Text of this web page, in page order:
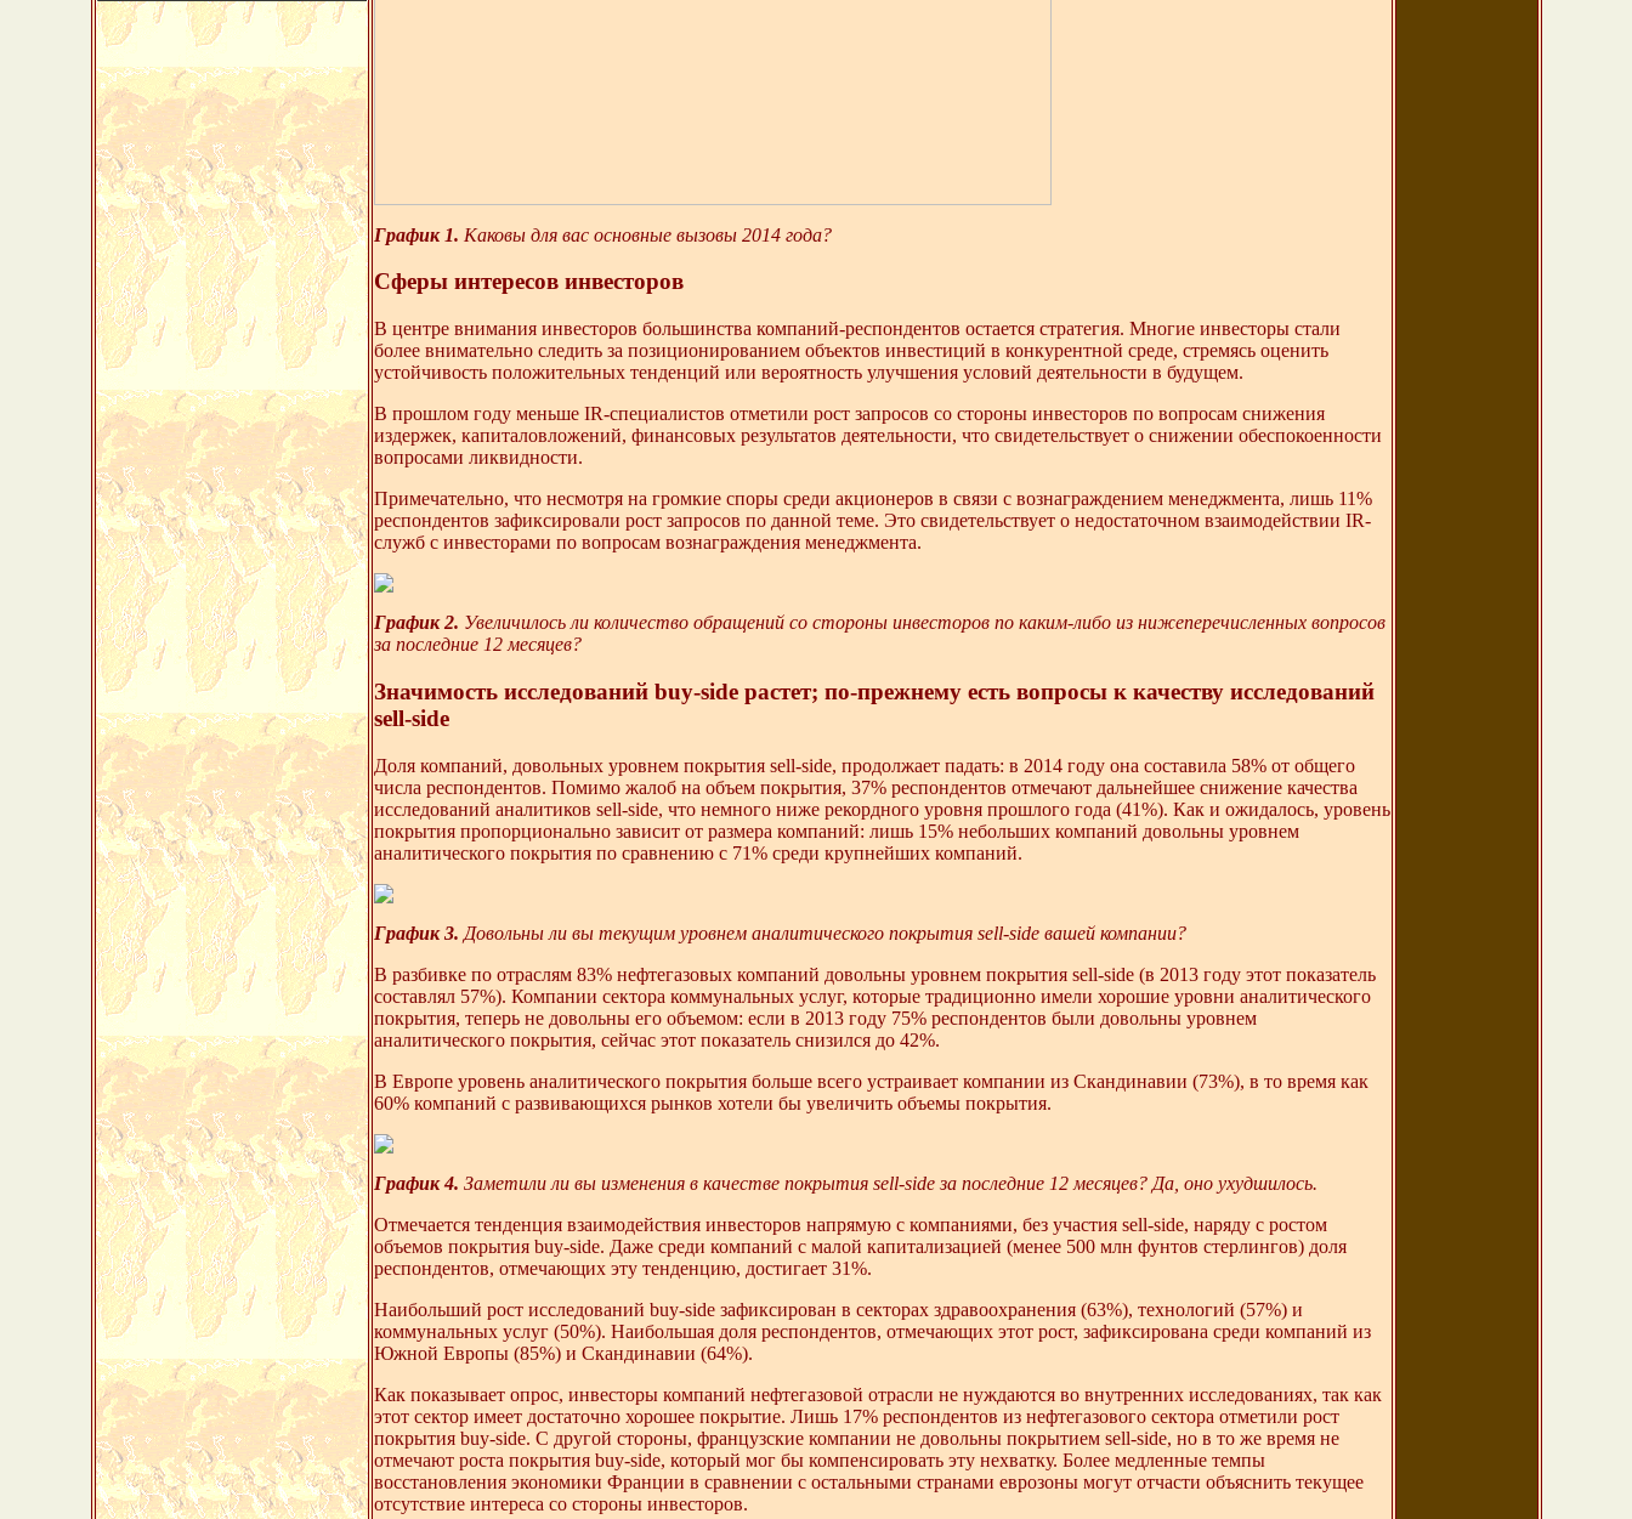
График 1. Каковы для вас основные вызовы 2014 года?
Сферы интересов инвесторов
В центре внимания инвесторов большинства компаний-респондентов остается стратегия. Многие инвесторы стали
более внимательно следить за позиционированием объектов инвестиций в конкурентной среде, стремясь оценить
устойчивость положительных тенденций или вероятность улучшения условий деятельности в будущем.
В прошлом году меньше IR-специалистов отметили рост запросов со стороны инвесторов по вопросам снижения
издержек, капиталовложений, финансовых результатов деятельности, что свидетельствует о снижении обеспокоенности
вопросами ликвидности.
Примечательно, что несмотря на громкие споры среди акционеров в связи с вознаграждением менеджмента, лишь 11%
респондентов зафиксировали рост запросов по данной теме. Это свидетельствует о недостаточном взаимодействии IR-
служб с инвесторами по вопросам вознаграждения менеджмента.
График 2. Увеличилось ли количество обращений со стороны инвесторов по каким-либо из нижеперечисленных вопросов
за последние 12 месяцев?
Значимость исследований buy-side растет; по-прежнему есть вопросы к качеству исследований
sell-side
Доля компаний, довольных уровнем покрытия sell-side, продолжает падать: в 2014 году она составила 58% от общего
числа респондентов. Помимо жалоб на объем покрытия, 37% респондентов отмечают дальнейшее снижение качества
исследований аналитиков sell-side, что немного ниже рекордного уровня прошлого года (41%). Как и ожидалось, уровень
покрытия пропорционально зависит от размера компаний: лишь 15% небольших компаний довольны уровнем
аналитического покрытия по сравнению с 71% среди крупнейших компаний.
График 3. Довольны ли вы текущим уровнем аналитического покрытия sell-side вашей компании?
В разбивке по отраслям 83% нефтегазовых компаний довольны уровнем покрытия sell-side (в 2013 году этот показатель
составлял 57%). Компании сектора коммунальных услуг, которые традиционно имели хорошие уровни аналитического
покрытия, теперь не довольны его объемом: если в 2013 году 75% респондентов были довольны уровнем
аналитического покрытия, сейчас этот показатель снизился до 42%.
В Европе уровень аналитического покрытия больше всего устраивает компании из Скандинавии (73%), в то время как
60% компаний с развивающихся рынков хотели бы увеличить объемы покрытия.
График 4. Заметили ли вы изменения в качестве покрытия sell-side за последние 12 месяцев? Да, оно ухудшилось.
Отмечается тенденция взаимодействия инвесторов напрямую с компаниями, без участия sell-side, наряду с ростом
объемов покрытия buy-side. Даже среди компаний с малой капитализацией (менее 500 млн фунтов стерлингов) доля
респондентов, отмечающих эту тенденцию, достигает 31%.
Наибольший рост исследований buy-side зафиксирован в секторах здравоохранения (63%), технологий (57%) и
коммунальных услуг (50%). Наибольшая доля респондентов, отмечающих этот рост, зафиксирована среди компаний из
Южной Европы (85%) и Скандинавии (64%).
Как показывает опрос, инвесторы компаний нефтегазовой отрасли не нуждаются во внутренних исследованиях, так как
этот сектор имеет достаточно хорошее покрытие. Лишь 17% респондентов из нефтегазового сектора отметили рост
покрытия buy-side. С другой стороны, французские компании не довольны покрытием sell-side, но в то же время не
отмечают роста покрытия buy-side, который мог бы компенсировать эту нехватку. Более медленные темпы
восстановления экономики Франции в сравнении с остальными странами еврозоны могут отчасти объяснить текущее
отсутствие интереса со стороны инвесторов.